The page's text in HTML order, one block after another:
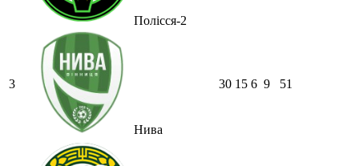
Полісся-2
3
Нива
30 15 6 9 51